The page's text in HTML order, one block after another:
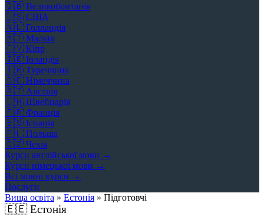
🇬🇧 Великобританія
🇺🇸 США
🇳🇱 Голландія
🇲🇹 Мальта
🇨🇾 Кіпр
🇮🇪 Ірландія
🇹🇷 Туреччина
🇩🇪 Німеччина
🇦🇹 Австрія
🇨🇭 Швейцарія
🇫🇷 Франція
🇪🇸 Іспанія
🇵🇱 Польща
🇨🇿 Чехія
Курси англійської мови →
Курси німецької мови →
Всі мовні курси →
Послуги
Вища освіта » Естонія » Підготовчі
🇪🇪Естонія